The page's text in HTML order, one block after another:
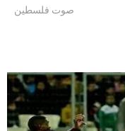
صوت فلسطين